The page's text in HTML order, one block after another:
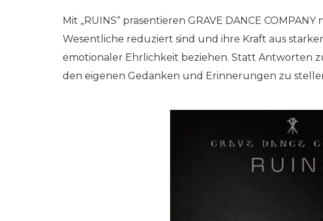
Mit „RUINS“ präsentieren GRAVE DANCE
Wesentliche reduziert sind und ihre Kraft aus
emotionaler Ehrlichkeit beziehen. Statt Antworten
den eigenen Gedanken und Erinnerungen zu